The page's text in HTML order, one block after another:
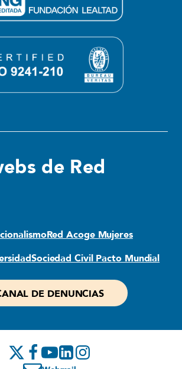
de Red
Red Acoge Mujeres
Sociedad Civil Pacto Mundial
DE DENUNCIAS